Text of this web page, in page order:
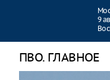
9
ПВО. ГЛАВНОЕ